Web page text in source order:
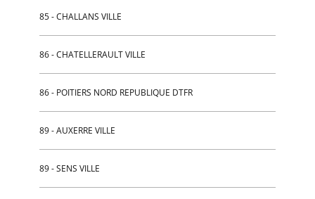
85 - CHALLANS VILLE
86 - CHATELLERAULT VILLE
86 - POITIERS NORD REPUBLIQUE DTFR
89 - AUXERRE VILLE
89 - SENS VILLE